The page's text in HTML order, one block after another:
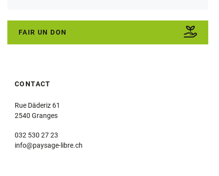
FAIR UN DON
CONTACT
Rue Däderiz 61
2540 Granges
032 530 27 23
info@paysage-libre.ch